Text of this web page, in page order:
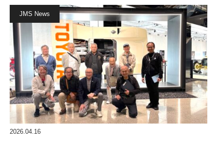
JMS News
2026.04.16